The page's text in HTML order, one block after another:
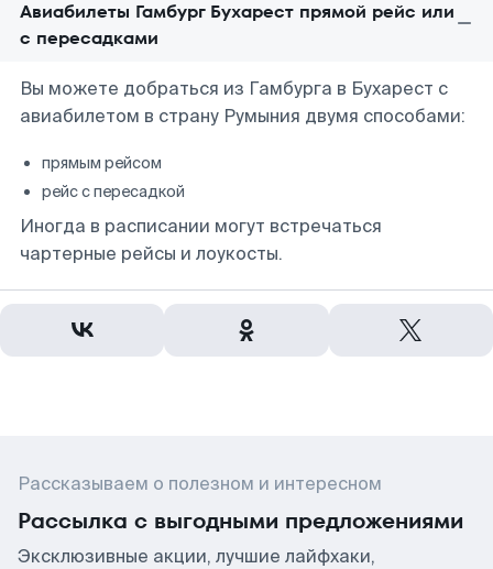
Авиабилеты Гамбург Бухарест прямой рейс или
с пересадками
Вы можете добраться из Гамбурга в Бухарест с
авиабилетом в страну Румыния двумя способами:
прямым рейсом
рейс с пересадкой
Иногда в расписании могут встречаться
чартерные рейсы и лоукосты.
Рассказываем о полезном и интересном
Рассылка с выгодными предложениями
Эксклюзивные акции, лучшие лайфхаки,